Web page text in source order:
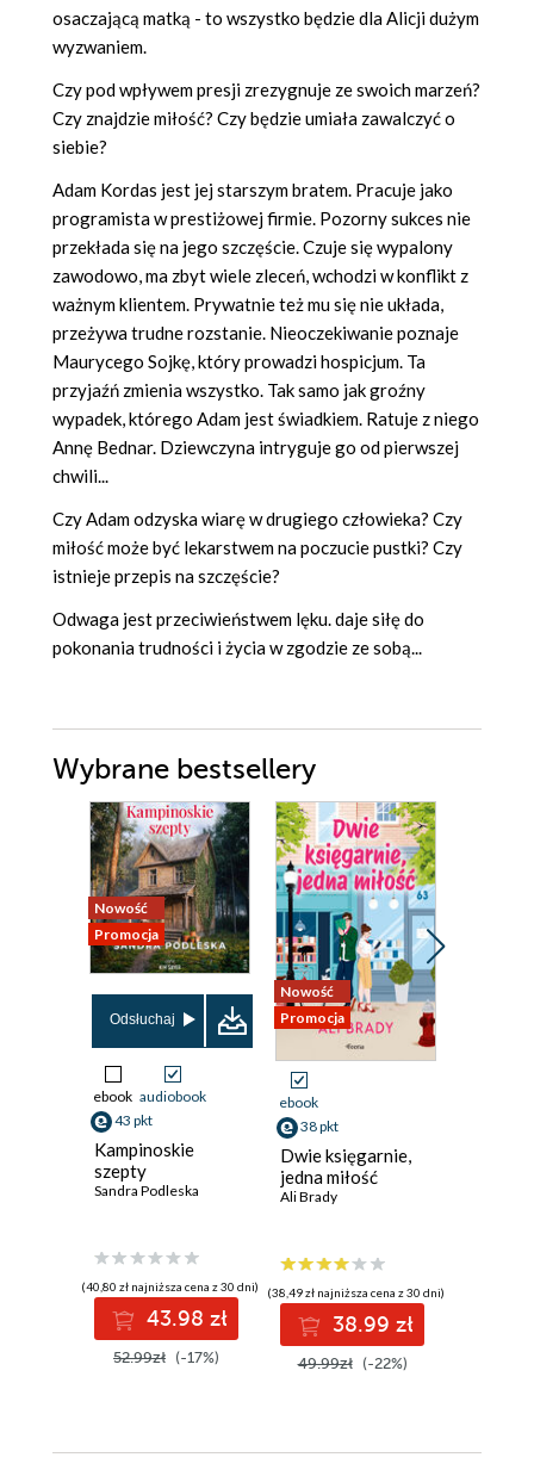
osaczającą matką - to wszystko będzie dla Alicji dużym
wyzwaniem.
Czy pod wpływem presji zrezygnuje ze swoich marzeń?
Czy znajdzie miłość? Czy będzie umiała zawalczyć o
siebie?
Adam Kordas jest jej starszym bratem. Pracuje jako
programista w prestiżowej firmie. Pozorny sukces nie
przekłada się na jego szczęście. Czuje się wypalony
zawodowo, ma zbyt wiele zleceń, wchodzi w konflikt z
ważnym klientem. Prywatnie też mu się nie układa,
przeżywa trudne rozstanie. Nieoczekiwanie poznaje
Maurycego Sojkę, który prowadzi hospicjum. Ta
przyjaźń zmienia wszystko. Tak samo jak groźny
wypadek, którego Adam jest świadkiem. Ratuje z niego
Annę Bednar. Dziewczyna intryguje go od pierwszej
chwili...
Czy Adam odzyska wiarę w drugiego człowieka? Czy
miłość może być lekarstwem na poczucie pustki? Czy
istnieje przepis na szczęście?
Odwaga jest przeciwieństwem lęku. daje siłę do
pokonania trudności i życia w zgodzie ze sobą...
Wybrane bestsellery
Nowość
Promocja
Odsłuchaj
ebook audiobook
43 pkt
Kampinoskie
szepty
Sandra Podleska
(40,80 zł najniższa cena z 30 dni)
43.98 zł
52.99zł (-17%)
Nowość
Promocja
ebook
38 pkt
Dwie księgarnie,
jedna miłość
Ali Brady
(38,49 zł najniższa cena z 30 dni)
38.99 zł
49.99zł (-22%)